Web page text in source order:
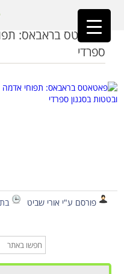
ראשי»בטטות אפויות
פאטאטס בראבאס:
ספרדי
פורסם ע"י אורי שביט